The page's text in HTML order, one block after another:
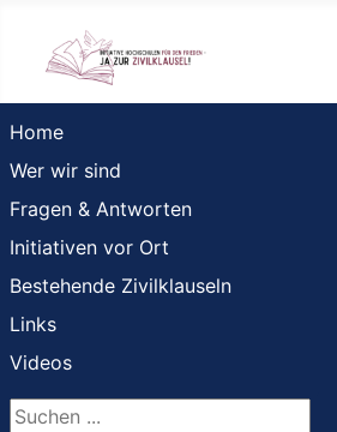
Home
Wer wir sind
Fragen & Antworten
Initiativen vor Ort
Bestehende Zivilklauseln
Links
Videos
Suchen ...